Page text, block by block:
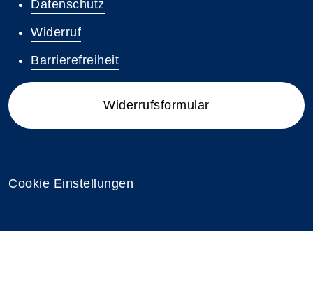
Datenschutz
Widerruf
Barrierefreiheit
Widerrufsformular
Cookie Einstellungen